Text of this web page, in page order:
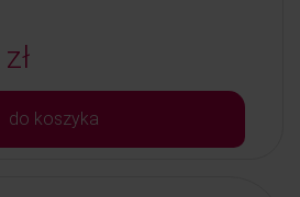
do koszyka